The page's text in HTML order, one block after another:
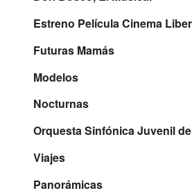
Estreno Película Cinema
Futuras Mamás
Modelos
Nocturnas
Orquesta Sinfónica Juvenil
Viajes
Panorámicas